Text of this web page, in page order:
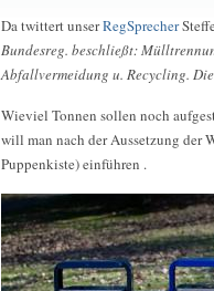
Da twittert unserRegSprecher
Bundesreg. beschließt:
Abfallvermeidung u. Recycling.
Wieviel Tonnen sollen noch
will man nach der Aussetzung der
Puppenkiste) einführen .